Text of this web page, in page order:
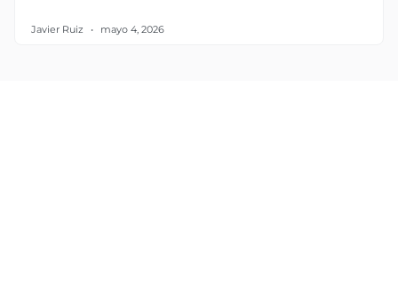
Javier Ruiz mayo 4, 2026